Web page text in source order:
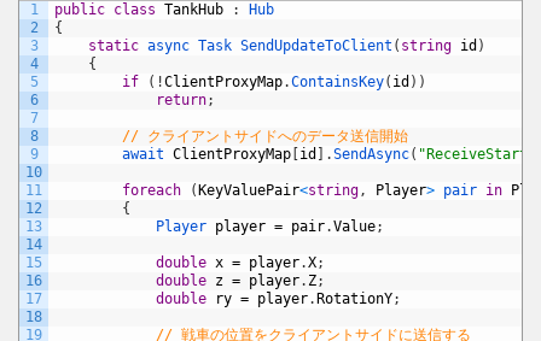
1
2
3
4
5
6
7
8
9
10
11
12
13
14
15
16
17
18
19
public class TankHub :
Hub
{
static async Task SendUpdateToClient ( string id )
{
if
( !ClientProxyMap.ContainsKey( id ) )
return;
// クライアントサイドへのデータ送信開始
await ClientProxyMap id .SendAsync(
foreach ( KeyValuePair<string, Player> pair in
{
Player player = pair.Value;
double x = player.X;
double z = player. Z;
double
ry = player. RotationY;
// 戦車の位置をクライアントサイドに送信する